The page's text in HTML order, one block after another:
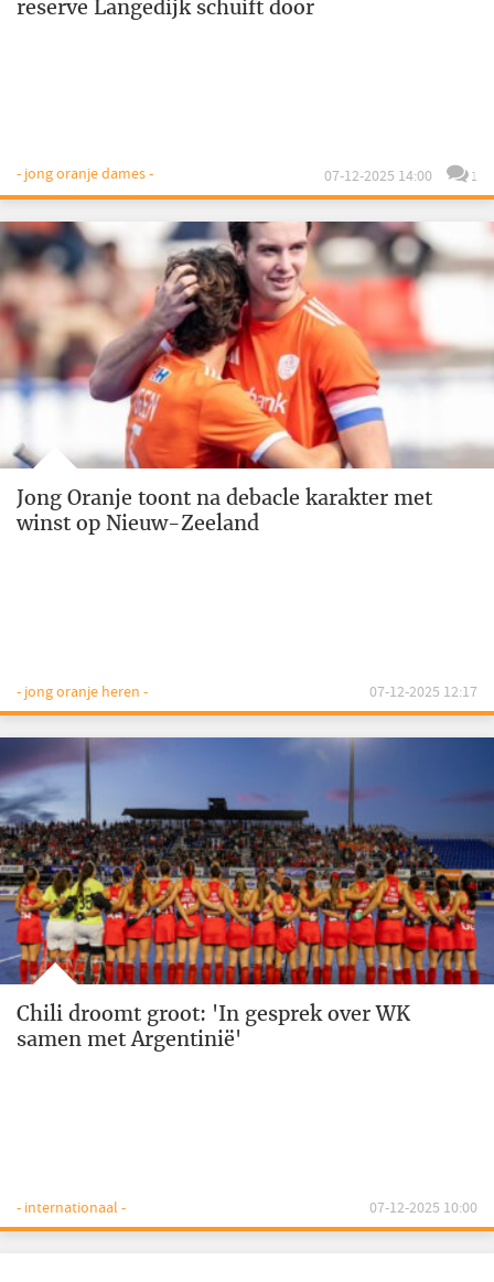
reserve Langedijk schuift door
- jong oranje dames - 07-12-2025 14:00 1
Jong Oranje toont na debacle karakter met
winst op Nieuw-Zeeland
- jong oranje heren - 07-12-2025 12:17
Chili droomt groot: 'In gesprek over WK
samen met Argentinië'
- internationaal - 07-12-2025 10:00